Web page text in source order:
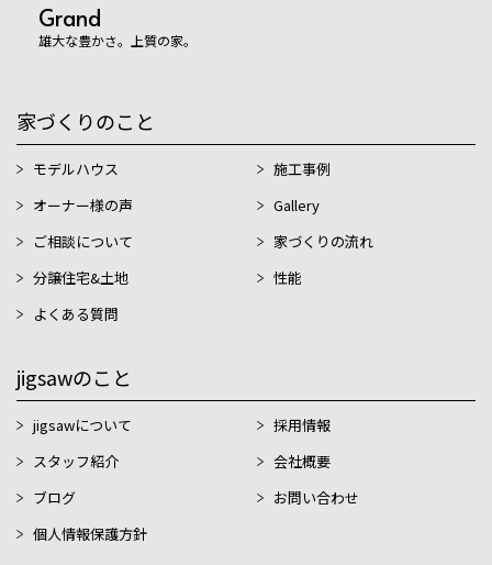
Grand
雄大な豊かさ。上質の家。
家づくりのこと
モデルハウス
施工事例
オーナー様の声
Gallery
ご相談について
家づくりの流れ
分譲住宅&土地
性能
よくある質問
jigsawのこと
jigsawについて
採用情報
スタッフ紹介
会社概要
ブログ
お問い合わせ
個人情報保護方針